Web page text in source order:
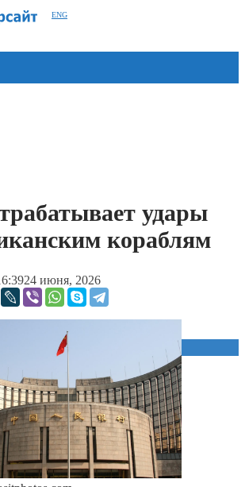
ENG
удары
кораблям
24 июня, 2026